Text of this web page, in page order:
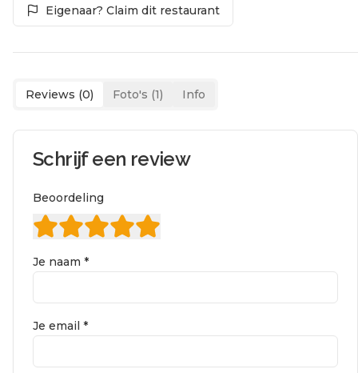
Eigenaar? Claim dit restaurant
Reviews (0) Foto's (1) Info
Schrijf een review
Beoordeling
Je naam *
Je email *